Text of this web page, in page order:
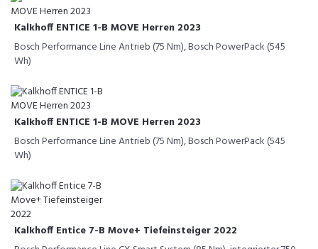
Kalkhoff ENTICE 1-B MOVE Herren 2023
Bosch Performance Line Antrieb (75 Nm), Bosch PowerPack (545
Wh)
Kalkhoff ENTICE 1-B MOVE Herren 2023
Bosch Performance Line Antrieb (75 Nm), Bosch PowerPack (545
Wh)
Kalkhoff Entice 7-B Move+ Tiefeinsteiger 2022